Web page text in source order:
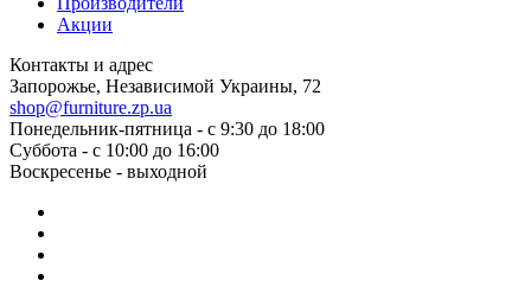
Акции
Контакты и адрес
Запорожье, Независимой Украины, 72
shop@furniture.zp.ua
Понедельник-пятница - с 9:30 до 18:00
Суббота - с 10:00 до 16:00
Воскресенье - выходной